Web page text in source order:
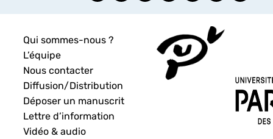
Qui sommes-nous ?
L’équipe
Nous contacter
Diffusion/Distribution
Déposer un manuscrit
Lettre d’information
Vidéo & audio